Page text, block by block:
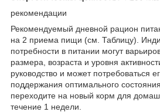
рекомендации
Рекомендуемый дневной рацион
на 2 приема пищи (см. Таблицу).
потребности в питании могут
размера, возраста и уровня
руководство и может потребоваться
поддержания оптимального
переходите на новый корм для
течение 1 недели.